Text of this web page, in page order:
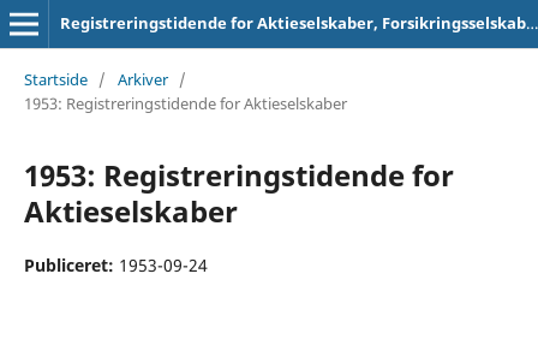
Registreringstidende for Aktieselskaber, Forsikringsselskaber og Foreninger
Startside / Arkiver /
1953: Registreringstidende for Aktieselskaber
1953: Registreringstidende for
Aktieselskaber
Publiceret: 1953-09-24